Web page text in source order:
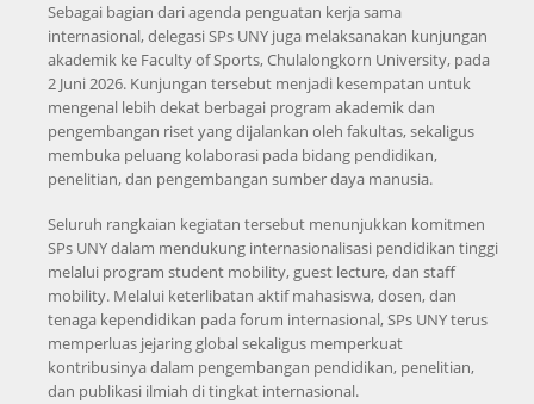
Sebagai bagian dari agenda penguatan kerja sama
internasional, delegasi SPs UNY juga melaksanakan kunjungan
akademik ke Faculty of Sports, Chulalongkorn University, pada
2 Juni 2026. Kunjungan tersebut menjadi kesempatan untuk
mengenal lebih dekat berbagai program akademik dan
pengembangan riset yang dijalankan oleh fakultas, sekaligus
membuka peluang kolaborasi pada bidang pendidikan,
penelitian, dan pengembangan sumber daya manusia.
Seluruh rangkaian kegiatan tersebut menunjukkan komitmen
SPs UNY dalam mendukung internasionalisasi pendidikan tinggi
melalui program student mobility, guest lecture, dan staff
mobility. Melalui keterlibatan aktif mahasiswa, dosen, dan
tenaga kependidikan pada forum internasional, SPs UNY terus
memperluas jejaring global sekaligus memperkuat
kontribusinya dalam pengembangan pendidikan, penelitian,
dan publikasi ilmiah di tingkat internasional.